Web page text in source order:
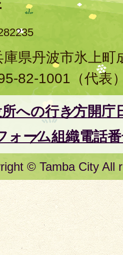
県丹波市氷上町
82-1001 （代表
への行き方開庁
ォーム組織電話
© Tamba City All